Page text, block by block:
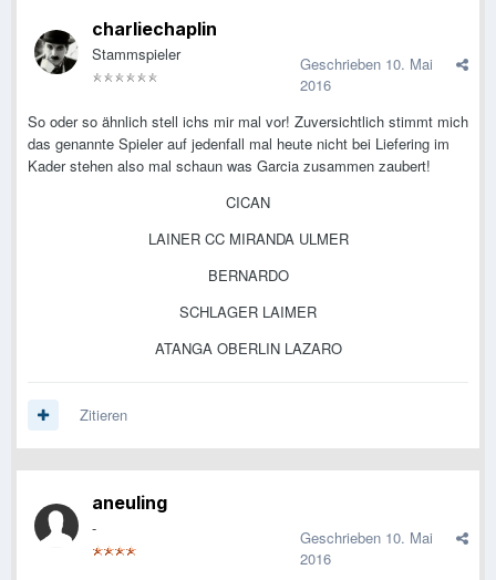
charliechaplin
Stammspieler Geschrieben 10. Mai
2016
So oder so ähnlich stell ichs mir mal vor! Zuversichtlich stimmt mich
das genannte Spieler auf jedenfall mal heute nicht bei Liefering im
Kader stehen also mal schaun was Garcia zusammen zaubert!
CICAN
LAINER CC MIRANDA ULMER
BERNARDO
SCHLAGER LAIMER
ATANGA OBERLIN LAZARO
Zitieren
aneuling
- Geschrieben 10. Mai
2016